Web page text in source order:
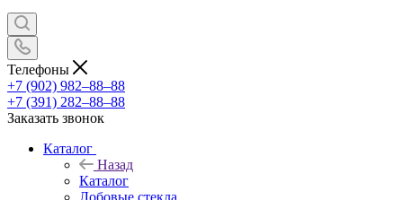
Телефоны
+7 (902) 982‒88‒88
+7 (391) 282‒88‒88
Заказать звонок
Каталог
Назад
Каталог
Лобовые стекла